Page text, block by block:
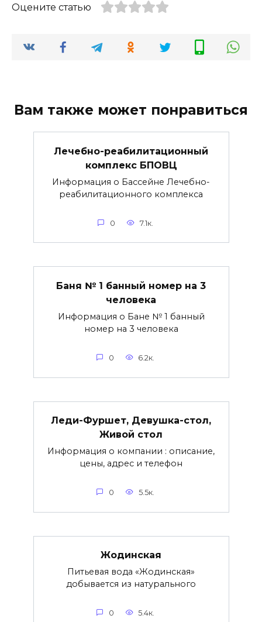
Оцените статью
Вам также может понравиться
Лечебно-реабилитационный
комплекс БПОВЦ
Информация о Бассейне Лечебно-
реабилитационного комплекса
0 7.1к.
Баня № 1 банный номер на 3
человека
Информация о Бане № 1 банный
номер на 3 человека
0 6.2к.
Леди-Фуршет, Девушка-стол,
Живой стол
Информация о компании : описание,
цены, адрес и телефон
0 5.5к.
Жодинская
Питьевая вода «Жодинская»
добывается из натурального
0 5.4к.